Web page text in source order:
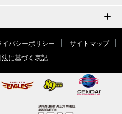
イバシーポリシー
サイトマップ
に基づく表記